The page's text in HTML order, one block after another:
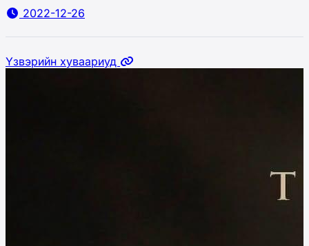
2022-12-26
Үзвэрийн хуваариуд